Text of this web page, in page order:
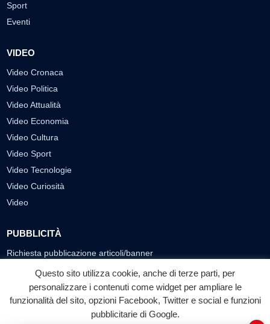
Sport
Eventi
VIDEO
Video Cronaca
Video Politica
Video Attualità
Video Economia
Video Cultura
Video Sport
Video Tecnologie
Video Curiosità
Video
PUBBLICITÀ
Richiesta pubblicazione articoli/banner
SEGUICI SUI SOCIAL
f
Facebook
◎ ▶
YouTube
Questo sito utilizza cookie, anche di terze parti, per
personalizzare i contenuti come widget per ampliare le
funzionalità del sito, opzioni Facebook, Twitter e social e funzioni
pubblicitarie di Google.